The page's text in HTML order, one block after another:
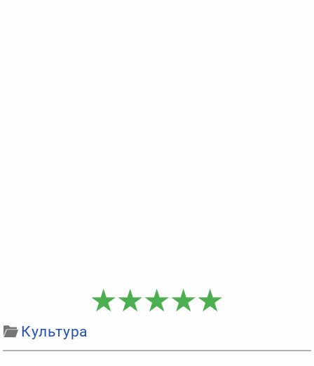
Культура